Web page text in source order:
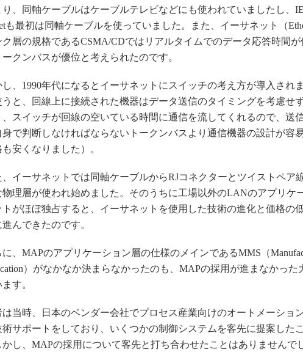
、同軸ケーブルはケーブルテレビなどにも使われていましたし、
も最初は同軸ケーブルを使っていました。また、イーサネット（
ク層の規格であるCSMA/CDではリアルタイムでのデータ応答時間
ークンバスが優位と考えられたのです。
、1990年代になるとイーサネットにスイッチの考え方が導入され
うと、回線上に接続された機器はデータ送信のタイミングを考慮せ
、スイッチが回線の空いている時間に通信を流してくれるので、送
身で判断しなければならないトークンバスより通信機器の設計が容
も安くなりました）。
イーサネットでは同軸ケーブルからRJコネクターとツイストペア
物理層が使われ始めました。そのうちに工場以外のLANのアプリケ
トがほぼ独占すると、イーサネットを使用した技術の進化と価格の
んできたのです。
、MAPのアプリケーション層の仕様のメインであるMMS（
）がなかなか決まらなかったのも、MAPの採用が進まなかった
す。
当時、日本のベンダー会社でプロセス産業向けのオートメーショ
術サポートをしており、いくつかの制御システムを客先に提案した
し、MAPの採用について客先と打ち合わせたことはありませんで